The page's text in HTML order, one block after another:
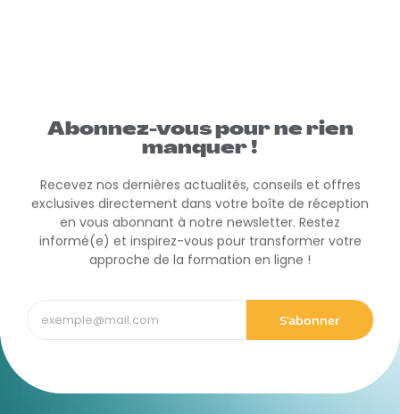
Abonnez-vous pour ne rien
manquer !
Recevez nos dernières actualités, conseils et offres
exclusives directement dans votre boîte de réception
en vous abonnant à notre newsletter. Restez
informé(e) et inspirez-vous pour transformer votre
approche de la formation en ligne !
S'abonner